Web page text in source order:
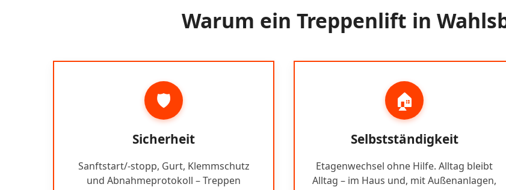
Warum ein Treppenlift in
🛡️
Sicherheit
Sanftstart/-stopp, Gurt, Klemmschutz
und Abnahmeprotokoll – Treppen
🏠
Selbstständigkeit
Etagenwechsel ohne Hilfe. Alltag bleibt
Alltag – im Haus und, mit Außenanlagen,